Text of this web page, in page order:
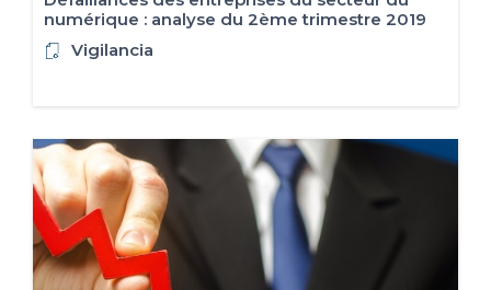
numérique : analyse du 2ème trimestre 2019
Vigilancia